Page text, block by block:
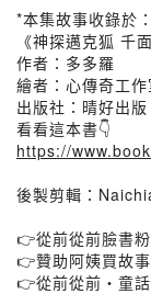
*本集故事收錄於：
《神探邁克狐 千
作者：多多羅
繪者：心傳奇工作
出版社：晴好出版
看看這本書👇
https://
後製剪輯：
👉從前從前臉書
👉贊助阿姨買故
👉從前從前・童